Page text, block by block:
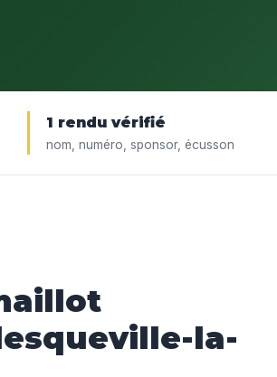
1 rendu vérifié
nom, numéro, sponsor, écusson
la-